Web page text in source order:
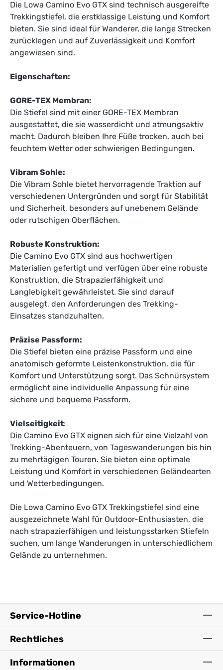
Die Lowa Camino Evo GTX sind technisch ausgereifte
Trekkingstiefel, die erstklassige Leistung und Komfort
bieten. Sie sind ideal für Wanderer, die lange Strecken
zurücklegen und auf Zuverlässigkeit und Komfort
angewiesen sind.
Eigenschaften:
GORE-TEX Membran:
Die Stiefel sind mit einer GORE-TEX Membran
ausgestattet, die sie wasserdicht und atmungsaktiv
macht. Dadurch bleiben Ihre Füße trocken, auch bei
feuchtem Wetter oder schwierigen Bedingungen.
Vibram Sohle:
Die Vibram Sohle bietet hervorragende Traktion auf
verschiedenen Untergründen und sorgt für Stabilität
und Sicherheit, besonders auf unebenem Gelände
oder rutschigen Oberflächen.
Robuste Konstruktion:
Die Camino Evo GTX sind aus hochwertigen
Materialien gefertigt und verfügen über eine robuste
Konstruktion, die Strapazierfähigkeit und
Langlebigkeit gewährleistet. Sie sind darauf
ausgelegt, den Anforderungen des Trekking-
Einsatzes standzuhalten.
Präzise Passform:
Die Stiefel bieten eine präzise Passform und eine
anatomisch geformte Leistenkonstruktion, die für
Komfort und Unterstützung sorgt. Das Schnürsystem
ermöglicht eine individuelle Anpassung für eine
sichere und bequeme Passform.
Vielseitigkeit:
Die Camino Evo GTX eignen sich für eine Vielzahl von
Trekking-Abenteuern, von Tageswanderungen bis hin
zu mehrtägigen Touren. Sie bieten eine optimale
Leistung und Komfort in verschiedenen Geländearten
und Wetterbedingungen.
Die Lowa Camino Evo GTX Trekkingstiefel sind eine
ausgezeichnete Wahl für Outdoor-Enthusiasten, die
nach strapazierfähigen und leistungsstarken Stiefeln
suchen, um lange Wanderungen in unterschiedlichem
Gelände zu unternehmen.
Service-Hotline
Rechtliches
Informationen